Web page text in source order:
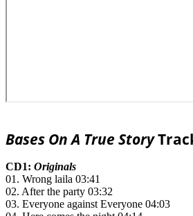
Bases On A True Story
CD1: Originals
01. Wrong laila 03:41
02. After the party 03:32
03. Everyone against Everyone 04:03